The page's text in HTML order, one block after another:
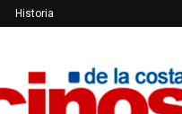
Historia